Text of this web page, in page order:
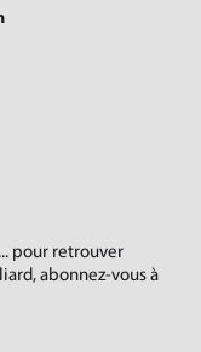
pour retrouver
abonnez-vous à